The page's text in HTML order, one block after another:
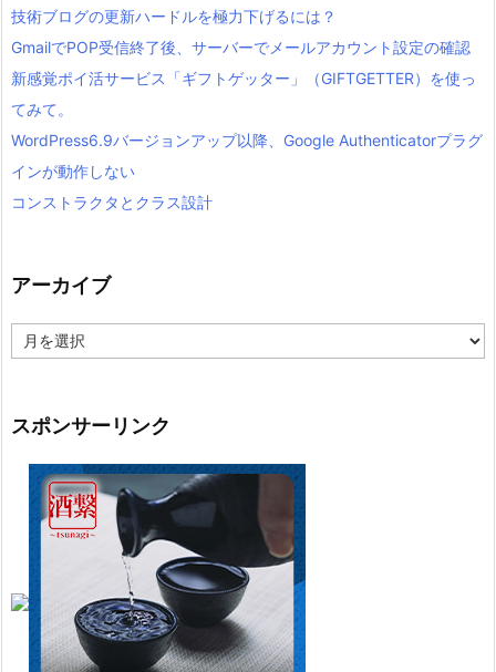
技術ブログの更新ハードルを極力下げるには？
GmailでPOP受信終了後、サーバーでメールアカウント設定の確認
新感覚ポイ活サービス「ギフトゲッター」（GIFTGETTER）を使っ
てみて。
WordPress6.9バージョンアップ以降、Google Authenticatorプラグ
インが動作しない
コンストラクタとクラス設計
アーカイブ
ー
ブ
スポンサーリンク